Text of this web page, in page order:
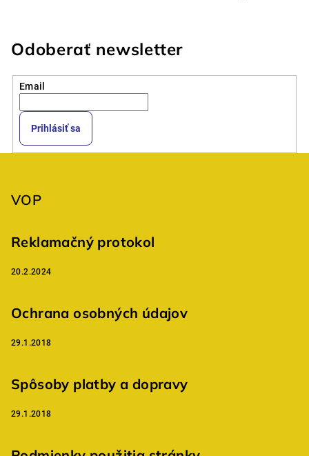
Odoberať newsletter
Email
Prihlásiť sa
VOP
Reklamačný protokol
20.2.2024
Ochrana osobných údajov
29.1.2018
Spôsoby platby a dopravy
29.1.2018